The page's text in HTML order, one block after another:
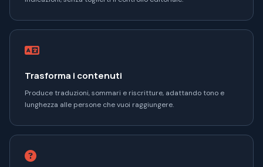
Trasforma i contenuti
Produce traduzioni, sommari e riscritture, adattando tono e
lunghezza alle persone che vuoi raggiungere.